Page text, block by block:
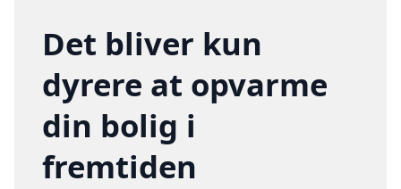
Det bliver kun
dyrere at opvarme
din bolig i
fremtiden